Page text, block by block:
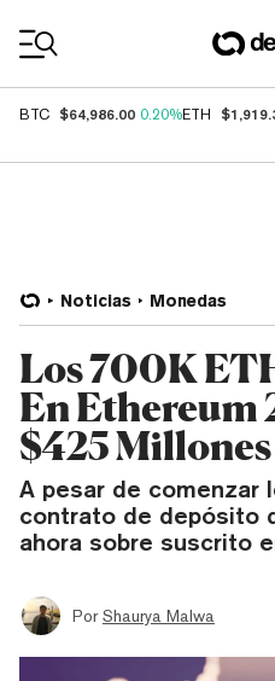
BTC $64,986.00 0.20%ETH
Noticias Monedas
Los 700K
En Ethereum
$425 Millones
A pesar de comenzar
contrato de depósito
ahora sobre suscrito
Por Shaurya Malwa